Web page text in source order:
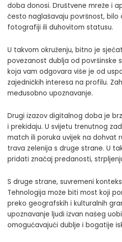
doba donosi. Društvene mreže i
često naglašavaju površnost, bilo
fotografiji ili duhovitom statusu.
U takvom okruženju, bitno je
povezanost dublja od površinske
koja vam odgovara više je od
zajedničkih interesa na profilu.
međusobno upoznavanje.
Drugi izazov digitalnog doba je
i prekidaju. U svijetu trenutnog
match ili poruka uvijek na dohvat
trava zelenija s druge strane. U
pridati značaj predanosti,
S druge strane, suvremeni
Tehnologija može biti most koji
preko geografskih i kulturalnih
upoznavanje ljudi izvan našeg
omogućavajući dublje i bogatije